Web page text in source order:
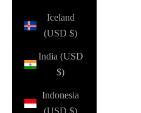
Iceland
(USD $)
India (USD
$)
Indonesia
(USD $)